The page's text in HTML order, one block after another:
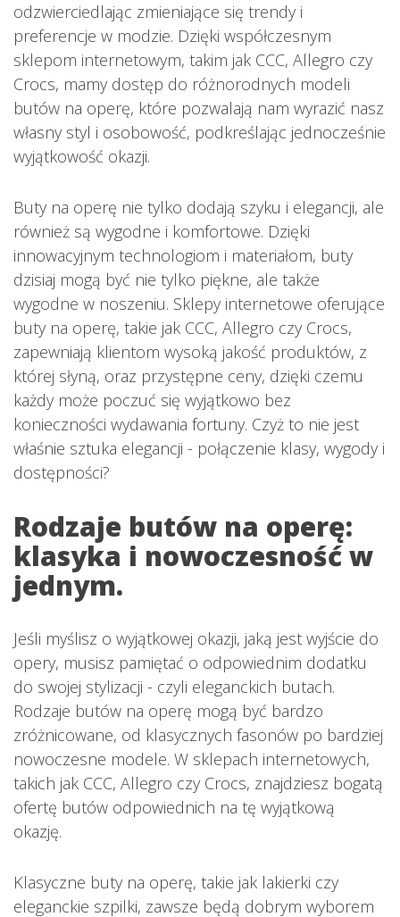
odzwierciedlając zmieniające się trendy i
preferencje w modzie. Dzięki współczesnym
sklepom internetowym, takim jak CCC, Allegro czy
Crocs, mamy dostęp do różnorodnych modeli
butów na operę, które pozwalają nam wyrazić nasz
własny styl i osobowość, podkreślając jednocześnie
wyjątkowość okazji.
Buty na operę nie tylko dodają szyku i elegancji, ale
również są wygodne i komfortowe. Dzięki
innowacyjnym technologiom i materiałom, buty
dzisiaj mogą być nie tylko piękne, ale także
wygodne w noszeniu. Sklepy internetowe oferujące
buty na operę, takie jak CCC, Allegro czy Crocs,
zapewniają klientom wysoką jakość produktów, z
której słyną, oraz przystępne ceny, dzięki czemu
każdy może poczuć się wyjątkowo bez
konieczności wydawania fortuny. Czyż to nie jest
właśnie sztuka elegancji - połączenie klasy, wygody i
dostępności?
Rodzaje butów na operę:
klasyka i nowoczesność w
jednym.
Jeśli myślisz o wyjątkowej okazji, jaką jest wyjście do
opery, musisz pamiętać o odpowiednim dodatku
do swojej stylizacji - czyli eleganckich butach.
Rodzaje butów na operę mogą być bardzo
zróżnicowane, od klasycznych fasonów po bardziej
nowoczesne modele. W sklepach internetowych,
takich jak CCC, Allegro czy Crocs, znajdziesz bogatą
ofertę butów odpowiednich na tę wyjątkową
okazję.
Klasyczne buty na operę, takie jak lakierki czy
eleganckie szpilki, zawsze będą dobrym wyborem